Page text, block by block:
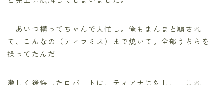
「あいつ構ってちゃんで大忙し。俺もまんまと騙され
て、こんなの（ティラミス）まで焼いて。全部うちらを
操ってたんだ」
激しく後悔したロバートは、ティアナに対し、「これ